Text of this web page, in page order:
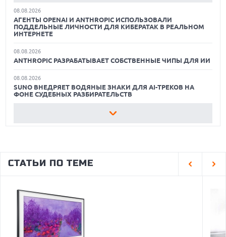
ЛУЧШИЕ АВТОНОМНЫЕ ГАЗОНОКОСИЛКИ В 2026 ГОДУ
ЛУЧШИЕ ВИДЕОРЕГИСТРАТОРЫ В 2026 ГОДУ
КАК БЕЗОПАСНО КУПИТЬ Б/У СМАРТФОН
08.08.2026
АГЕНТЫ OPENAI И ANTHROPIC ИСПОЛЬЗОВАЛИ
ПОДДЕЛЬНЫЕ ЛИЧНОСТИ ДЛЯ КИБЕРАТАК В РЕАЛЬНОМ
ИНТЕРНЕТЕ
08.08.2026
ANTHROPIC РАЗРАБАТЫВАЕТ СОБСТВЕННЫЕ ЧИПЫ ДЛЯ ИИ
08.08.2026
SUNO ВНЕДРЯЕТ ВОДЯНЫЕ ЗНАКИ ДЛЯ AI-ТРЕКОВ НА
ФОНЕ СУДЕБНЫХ РАЗБИРАТЕЛЬСТВ
ФУНКЦИЯМИ ЗАКАЗА И БРОНИРОВАНИЯ
ДЕФИЦИТ ПАМЯТИ DRAM УГРОЖАЕТ СРОКАМ ВЫХОДА
IPHONE 18 PRO
07.08.2026
HUAWEI ПРЕДСТАВИЛА УЛЬТРАЛЕГКИЙ НОУТБУК
MATEBOOK PRO S С OLED-ЭКРАНОМ
СТАТЬИ ПО ТЕМЕ